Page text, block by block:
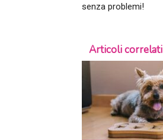
senza problemi!
Articoli correlati